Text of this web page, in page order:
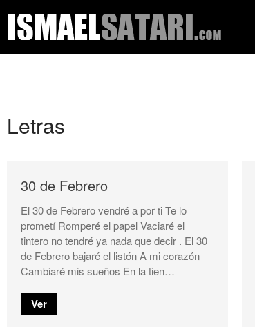
Letras
30 de Febrero
El 30 de Febrero vendré a por ti Te lo
prometí Romperé el papel Vaciaré el
tintero no tendré ya nada que decir . El 30
de Febrero bajaré el listón A mi corazón
Cambiaré mis sueños En la tien…
Ver